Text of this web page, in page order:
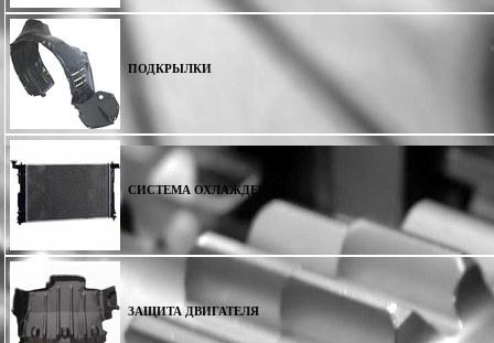
ПОДКРЫЛКИ
СИСТЕМА ОХЛАЖДЕНИЯ
ЗАЩИТА ДВИГАТЕЛЯ